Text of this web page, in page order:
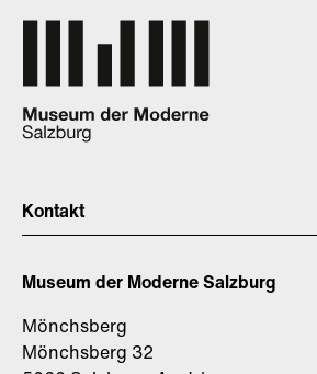
Kontakt
Museum der Moderne Salzburg
Mönchsberg
Mönchsberg 32